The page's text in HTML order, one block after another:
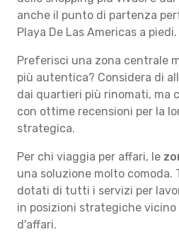
anche il punto di partenza
Playa De Las Americas a piedi.
Preferisci una zona centrale
più autentica? Considera di
dai quartieri più rinomati, ma
con ottime recensioni per la
strategica.
Per chi viaggia per affari, le
una soluzione molto comoda.
dotati di tutti i servizi per
in posizioni strategiche
d'affari.